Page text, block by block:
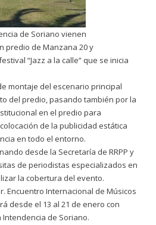
de Soriano vienen
predio de Manzana 20 y
“Jazz a la calle” que se inicia
montaje del escenario principal
del predio, pasando también por la
en el predio para
de la publicidad estática
en todo el entorno.
desde la Secretaría de RRPP y
de periodistas especializados en
la cobertura del evento.
Encuentro Internacional de Músicos
desde el 13 al 21 de enero con
de Soriano.